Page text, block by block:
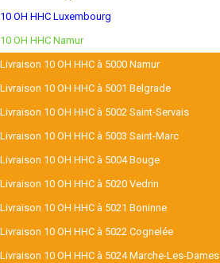
10 OH HHC Luxembourg
10 OH HHC Namur
Livraison 10 OH HHC à 5000 Namur
Livraison 10 OH HHC à 5001 Belgrade
Livraison 10 OH HHC à 5002 Saint-Servais
Livraison 10 OH HHC à 5003 Saint-Marc
Livraison 10 OH HHC à 5004 Bouge
Livraison 10 OH HHC à 5020 Vedrin
Livraison 10 OH HHC à 5021 Boninne
Livraison 10 OH HHC à 5022 Cognelée
Livraison 10 OH HHC à 5024 Marche-Les-Dames